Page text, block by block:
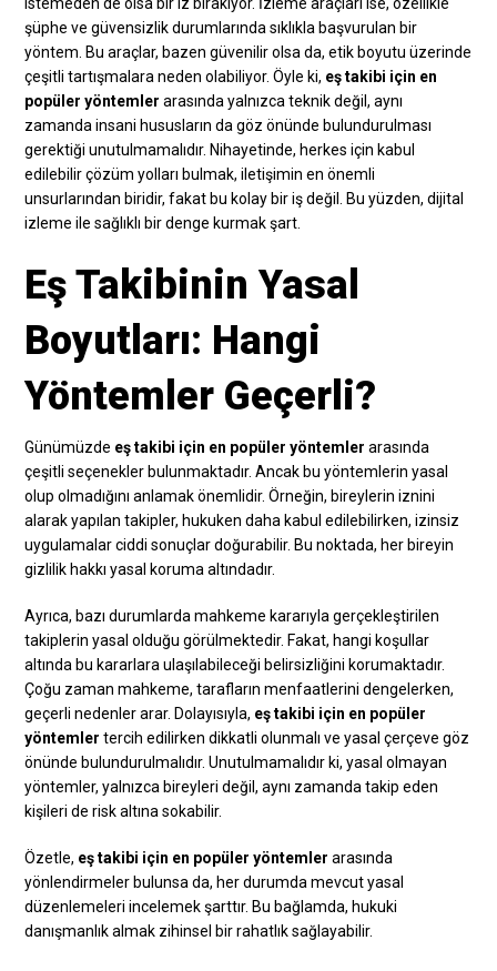
şüphe ve güvensizlik durumlarında sıklıkla başvurulan bir
yöntem. Bu araçlar, bazen güvenilir olsa da, etik boyutu üzerinde
çeşitli tartışmalara neden olabiliyor. Öyle ki, eş takibi için en
popüler yöntemler arasında yalnızca teknik değil, aynı
zamanda insani hususların da göz önünde bulundurulması
gerektiği unutulmamalıdır. Nihayetinde, herkes için kabul
edilebilir çözüm yolları bulmak, iletişimin en önemli
unsurlarından biridir, fakat bu kolay bir iş değil. Bu yüzden, dijital
izleme ile sağlıklı bir denge kurmak şart.
Eş Takibinin Yasal
Boyutları: Hangi
Yöntemler Geçerli?
Günümüzde eş takibi için en popüler yöntemler arasında
çeşitli seçenekler bulunmaktadır. Ancak bu yöntemlerin yasal
olup olmadığını anlamak önemlidir. Örneğin, bireylerin iznini
alarak yapılan takipler, hukuken daha kabul edilebilirken, izinsiz
uygulamalar ciddi sonuçlar doğurabilir. Bu noktada, her bireyin
gizlilik hakkı yasal koruma altındadır.
Ayrıca, bazı durumlarda mahkeme kararıyla gerçekleştirilen
takiplerin yasal olduğu görülmektedir. Fakat, hangi koşullar
altında bu kararlara ulaşılabileceği belirsizliğini korumaktadır.
Çoğu zaman mahkeme, tarafların menfaatlerini dengelerken,
geçerli nedenler arar. Dolayısıyla, eş takibi için en popüler
yöntemler tercih edilirken dikkatli olunmalı ve yasal çerçeve göz
önünde bulundurulmalıdır. Unutulmamalıdır ki, yasal olmayan
yöntemler, yalnızca bireyleri değil, aynı zamanda takip eden
kişileri de risk altına sokabilir.
Özetle, eş takibi için en popüler yöntemler arasında
yönlendirmeler bulunsa da, her durumda mevcut yasal
düzenlemeleri incelemek şarttır. Bu bağlamda, hukuki
danışmanlık almak zihinsel bir rahatlık sağlayabilir.